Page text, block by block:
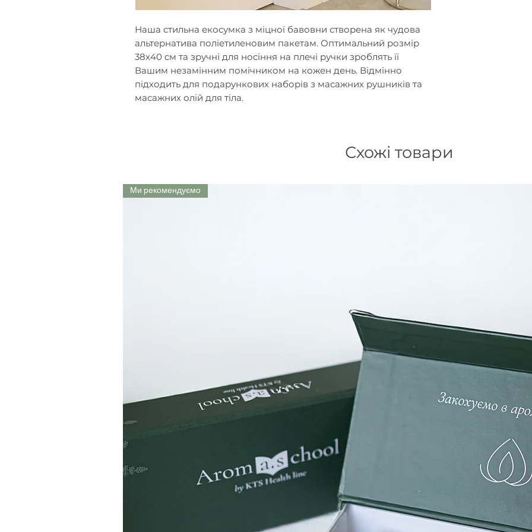
Наша стильна екосумка з міцної бавовни створена як чудова
альтернатива поліетиленовим пакетам. Оптимальний розмір
38х40 см та зручні для носіння на плечі ручки зроблять її
Вашим незамінним помічником на кожен день. Відмінно
підходить для подарункових наборів з масажних рушників та
масажних олій для тіла.
Схожі товари
Ми рекомендуємо